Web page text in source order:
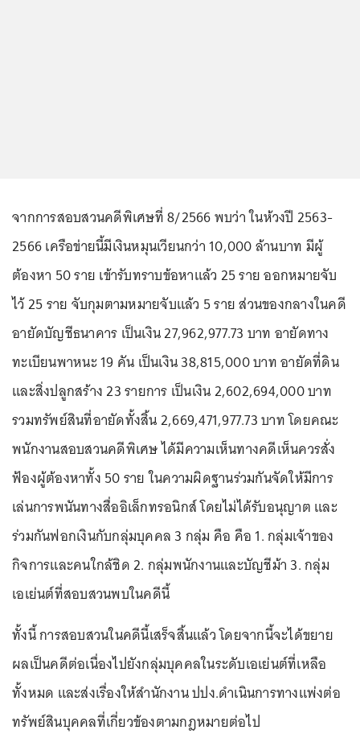
จากการสอบสวนคดีพิเศษที่ 8/2566 พบว่า ในห้วงปี 2563-
2566 เครือข่ายนี้มีเงินหมุนเวียนกว่า 10,000 ล้านบาท มีผู้
ต้องหา 50 ราย เข้ารับทราบข้อหาแล้ว 25 ราย ออกหมายจับ
ไว้ 25 ราย จับกุมตามหมายจับแล้ว 5 ราย ส่วนของกลางในคดี
อายัดบัญชีธนาคาร เป็นเงิน 27,962,977.73 บาท อายัดทาง
ทะเบียนพาหนะ 19 คัน เป็นเงิน 38,815,000 บาท อายัดที่ดิน
และสิ่งปลูกสร้าง 23 รายการ เป็นเงิน 2,602,694,000 บาท
รวมทรัพย์สินที่อายัดทั้งสิ้น 2,669,471,977.73 บาท โดยคณะ
พนักงานสอบสวนคดีพิเศษ ได้มีความเห็นทางคดีเห็นควรสั่ง
ฟ้องผู้ต้องหาทั้ง 50 ราย ในความผิดฐานร่วมกันจัดให้มีการ
เล่นการพนันทางสื่ออิเล็กทรอนิกส์ โดยไม่ได้รับอนุญาต และ
ร่วมกันฟอกเงินกับกลุ่มบุคคล 3 กลุ่ม คือ คือ 1. กลุ่มเจ้าของ
กิจการและคนใกล้ชิด 2. กลุ่มพนักงานและบัญชีม้า 3. กลุ่ม
เอเย่นต์ที่สอบสวนพบในคดีนี้
ทั้งนี้ การสอบสวนในคดีนี้เสร็จสิ้นแล้ว โดยจากนี้จะได้ขยาย
ผลเป็นคดีต่อเนื่องไปยังกลุ่มบุคคลในระดับเอเย่นต์ที่เหลือ
ทั้งหมด และส่งเรื่องให้สำนักงาน ปปง.ดำเนินการทางแพ่งต่อ
ทรัพย์สินบุคคลที่เกี่ยวข้องตามกฎหมายต่อไป